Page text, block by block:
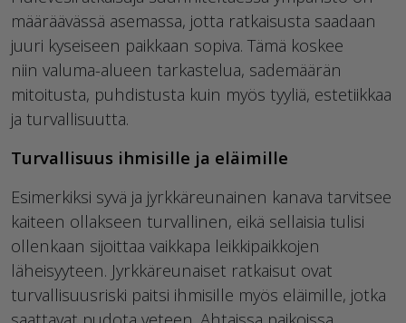
määräävässä asemassa, jotta ratkaisusta saadaan
juuri kyseiseen paikkaan sopiva. Tämä koskee
niin valuma-alueen tarkastelua, sademäärän
mitoitusta, puhdistusta kuin myös tyyliä, estetiikkaa
ja turvallisuutta.
Turvallisuus ihmisille ja eläimille
Esimerkiksi syvä ja jyrkkäreunainen kanava tarvitsee
kaiteen ollakseen turvallinen, eikä sellaisia tulisi
ollenkaan sijoittaa vaikkapa leikkipaikkojen
läheisyyteen. Jyrkkäreunaiset ratkaisut ovat
turvallisuusriski paitsi ihmisille myös eläimille, jotka